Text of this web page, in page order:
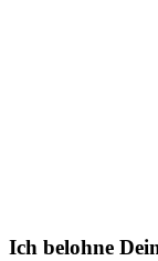
Ich belohne